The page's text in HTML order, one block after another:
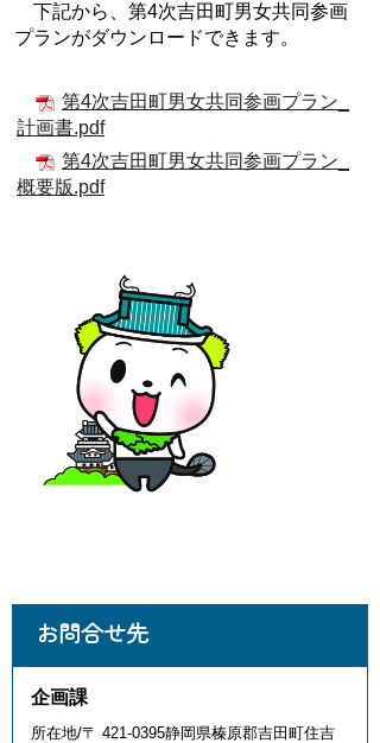
下記から、第4次吉田町男女共同参画
プランがダウンロードできます。
第4次吉田町男女共同参画プラン_
計画書.pdf
第4次吉田町男女共同参画プラン_
概要版.pdf
お問合せ先
企画課
所在地/〒 421-0395静岡県榛原郡吉田町住吉